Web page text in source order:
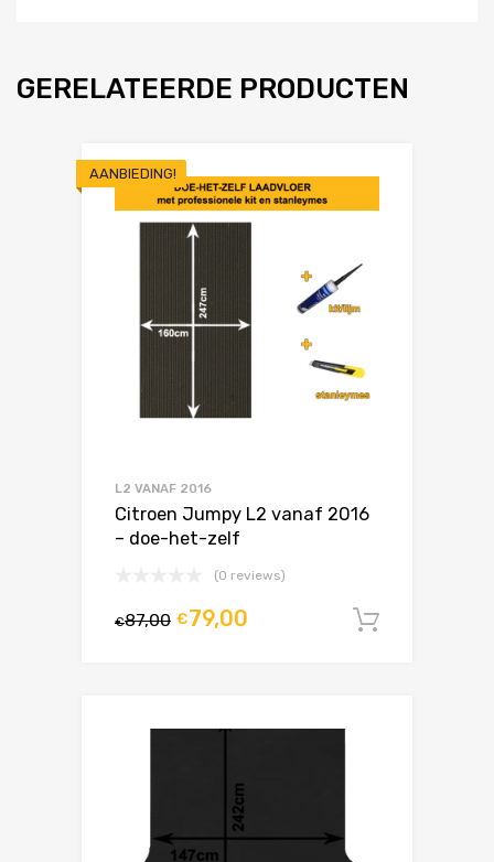
GERELATEERDE PRODUCTEN
AANBIEDING!
L2 VANAF 2016
Citroen Jumpy L2 vanaf 2016
– doe-het-zelf
(0 reviews)
€87,00 €79,00